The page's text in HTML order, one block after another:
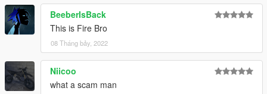
BeeberIsBack
This is Fire Bro
08 Tháng bảy, 2022
Niicoo
what a scam man